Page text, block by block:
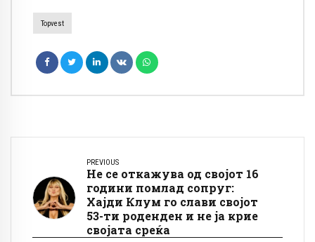
Topvest
PREVIOUS
Не се откажува од својот 16
години помлад сопруг:
Хајди Клум го слави својот
53-ти роденден и не ја крие
својата среќа